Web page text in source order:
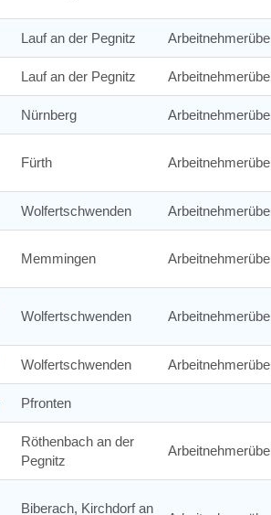
Lauf an der Pegnitz
Lauf an der Pegnitz
Nürnberg
Fürth
Wolfertschwenden
Memmingen
Wolfertschwenden
Wolfertschwenden
Pfronten
Röthenbach an der
Pegnitz
Biberach, Kirchdorf an